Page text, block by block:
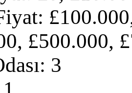
£500.000,
3